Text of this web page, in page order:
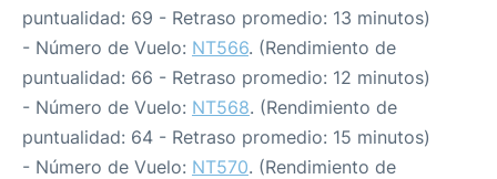
puntualidad: 69 - Retraso promedio: 13 minutos)
- Número de Vuelo: NT566. (Rendimiento de
puntualidad: 66 - Retraso promedio: 12 minutos)
- Número de Vuelo: NT568. (Rendimiento de
puntualidad: 64 - Retraso promedio: 15 minutos)
- Número de Vuelo: NT570. (Rendimiento de